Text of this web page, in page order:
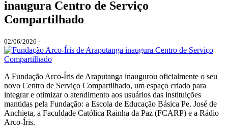
inaugura Centro de Serviço
Compartilhado
02/06/2026 -
A Fundação Arco-Íris de Araputanga inaugurou oficialmente o seu
novo Centro de Serviço Compartilhado, um espaço criado para
integrar e otimizar o atendimento aos usuários das instituições
mantidas pela Fundação: a Escola de Educação Básica Pe. José de
Anchieta, a Faculdade Católica Rainha da Paz (FCARP) e a Rádio
Arco-Íris.